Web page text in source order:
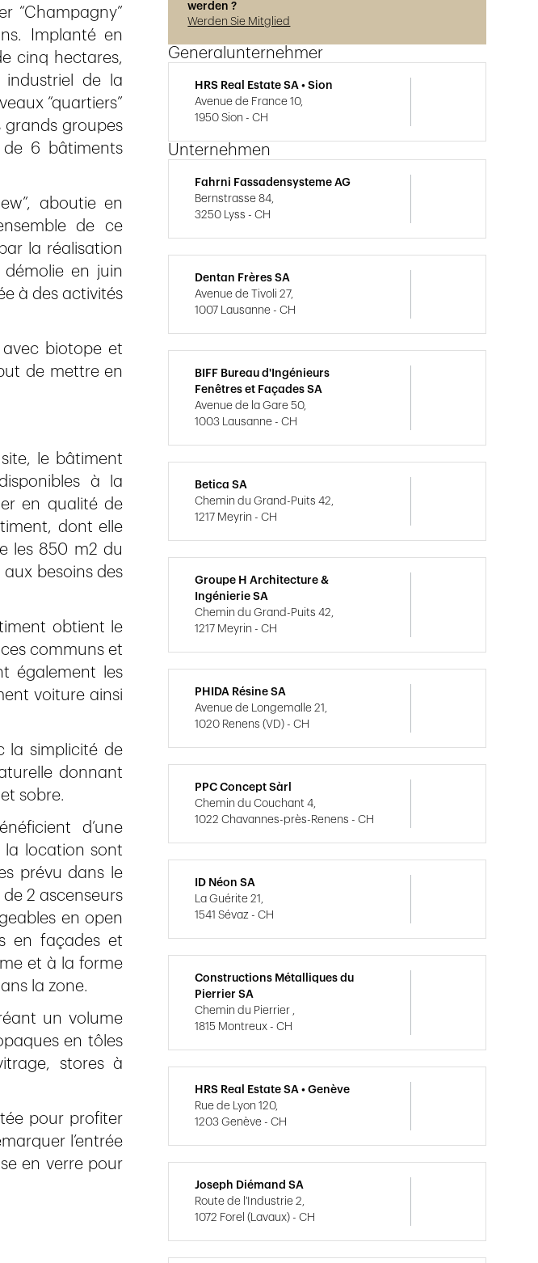
“Champagny”
Implanté en
cinq hectares,
industriel de la
“quartiers”
grands groupes
de 6 bâtiments
aboutie en
de ce
la réalisation
en juin
à des activités
biotope et
de mettre en
le bâtiment
à la
en qualité de
dont elle
les 850 m2 du
besoins des
obtient le
communs et
également les
voiture ainsi
la simplicité de
donnant
sobre.
d’une
la location sont
prévu dans le
2 ascenseurs
en open
en façades et
et à la forme
la zone.
un volume
en tôles
stores à
pour profiter
l’entrée
en verre pour
werden ?
Werden Sie Mitglied
Generalunternehmer
HRS Real Estate SA • Sion
Avenue de France 10,
1950 Sion - CH
Unternehmen
Fahrni Fassadensysteme AG
Bernstrasse 84,
3250 Lyss - CH
Dentan Frères SA
Avenue de Tivoli 27,
1007 Lausanne - CH
BIFF Bureau d'Ingénieurs
Fenêtres et Façades SA
Avenue de la Gare 50,
1003 Lausanne - CH
Betica SA
Chemin du Grand-Puits 42,
1217 Meyrin - CH
Groupe H Architecture &
Ingénierie SA
Chemin du Grand-Puits 42,
1217 Meyrin - CH
PHIDA Résine SA
Avenue de Longemalle 21,
1020 Renens (VD) - CH
PPC Concept Sàrl
Chemin du Couchant 4,
1022 Chavannes-près-Renens - CH
ID Néon SA
La Guérite 21,
1541 Sévaz - CH
Constructions Métalliques du
Pierrier SA
Chemin du Pierrier ,
1815 Montreux - CH
HRS Real Estate SA • Genève
Rue de Lyon 120,
1203 Genève - CH
Joseph Diémand SA
Route de l'Industrie 2,
1072 Forel (Lavaux) - CH